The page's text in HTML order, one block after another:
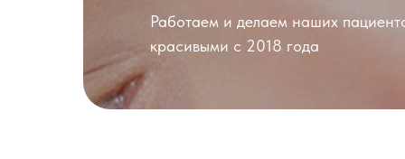
Работаем и делаем наших
красивыми с 2018 года